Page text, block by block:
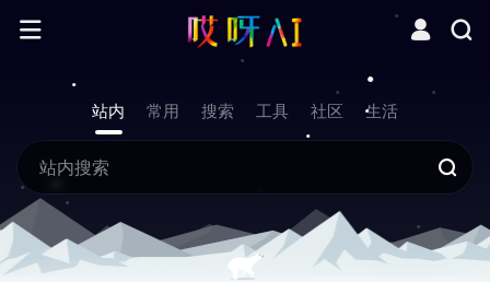
站内 常用 搜索 工具 社区 生活